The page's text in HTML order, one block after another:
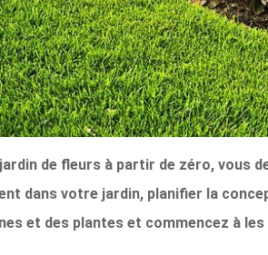
de fleurs à partir de zéro, vous
dans votre jardin, planifier la
et des plantes et commencez à